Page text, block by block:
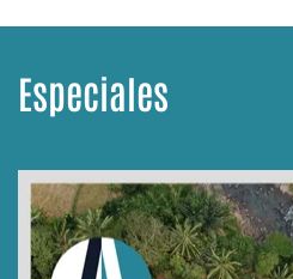
Especiales